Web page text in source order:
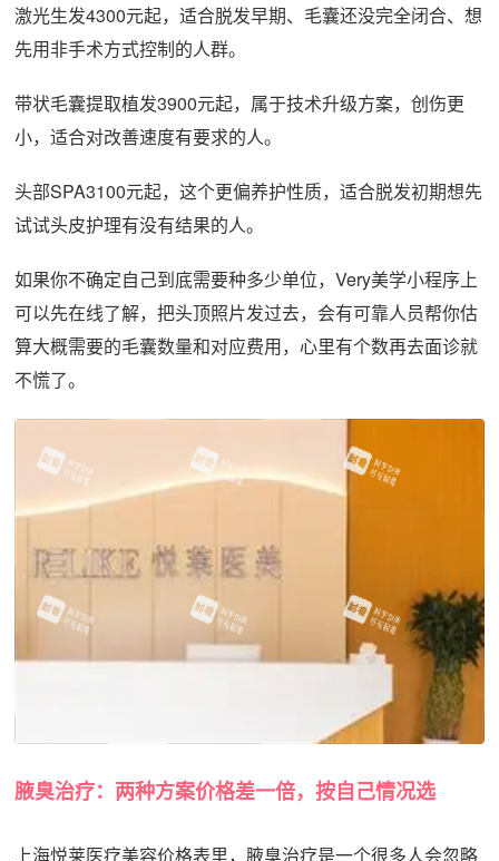
激光生发4300元起，适合脱发早期、毛囊还没完全闭合、想
先用非手术方式控制的人群。
带状毛囊提取植发3900元起，属于技术升级方案，创伤更
小，适合对改善速度有要求的人。
头部SPA3100元起，这个更偏养护性质，适合脱发初期想先
试试头皮护理有没有结果的人。
如果你不确定自己到底需要种多少单位，Very美学小程序上
可以先在线了解，把头顶照片发过去，会有可靠人员帮你估
算大概需要的毛囊数量和对应费用，心里有个数再去面诊就
不慌了。
腋臭治疗：两种方案价格差一倍，按自己情况选
上海悦莱医疗美容价格表里，腋臭治疗是一个很多人会忽略